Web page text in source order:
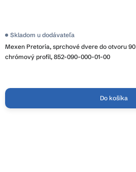
Mexen Pretoria, sprchové dvere do otvoru
chrómový profil, 852-090-000-01-00
Skladom u dodávateľa
Do košíka